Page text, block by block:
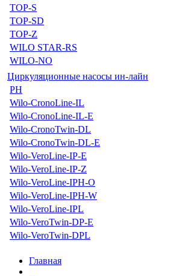
TOP-S
TOP-SD
TOP-Z
WILO STAR-RS
WILO-NO
Циркуляционные насосы ин-лайн
PH
Wilo-CronoLine-IL
Wilo-CronoLine-IL-E
Wilo-CronoTwin-DL
Wilo-CronoTwin-DL-E
Wilo-VeroLine-IP-E
Wilo-VeroLine-IP-Z
Wilo-VeroLine-IPH-O
Wilo-VeroLine-IPH-W
Wilo-VeroLine-IPL
Wilo-VeroTwin-DP-E
Wilo-VeroTwin-DPL
Главная